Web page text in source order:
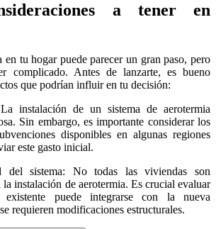
a tener en
en tu hogar puede parecer un gran paso, pero
complicado. Antes de lanzarte, es bueno
que podrían influir en tu decisión:
instalación de un sistema de aerotermia
Sin embargo, es importante considerar los
disponibles en algunas regiones
este gasto inicial.
del sistema: No todas las viviendas son
la instalación de aerotermia. Es crucial evaluar
puede integrarse con la nueva
requieren modificaciones estructurales.